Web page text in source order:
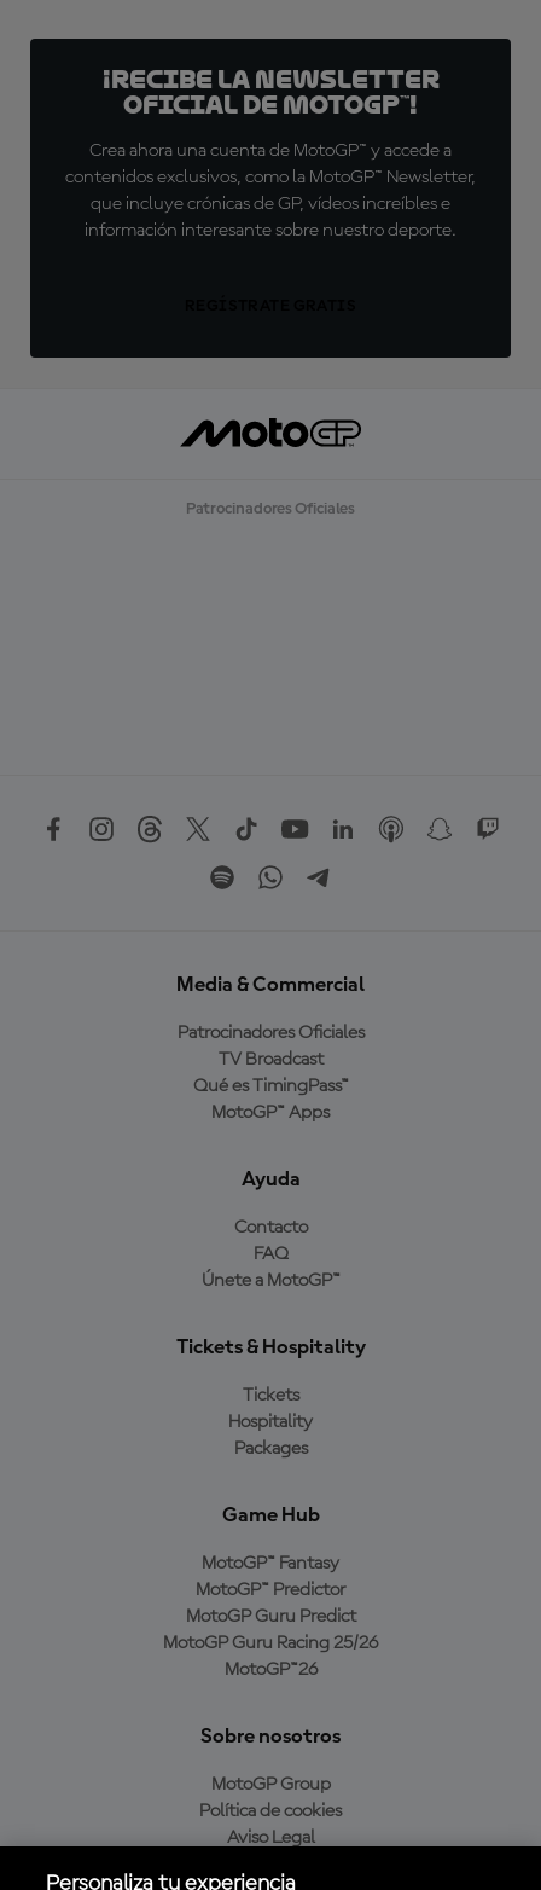
¡Recibe la Newsletter
oficial de MotoGP™!
Crea ahora una cuenta de MotoGP™ y accede a
contenidos exclusivos, como la MotoGP™ Newsletter,
que incluye crónicas de GP, vídeos increíbles e
información interesante sobre nuestro deporte.
Patrocinadores Oficiales
Media & Commercial
Patrocinadores Oficiales
TV Broadcast
Qué es TimingPass™
MotoGP™ Apps
Ayuda
Contacto
FAQ
Únete a MotoGP™
Tickets & Hospitality
Tickets
Hospitality
Packages
Game Hub
MotoGP™ Fantasy
MotoGP™ Predictor
MotoGP Guru Predict
MotoGP Guru Racing 25/26
MotoGP™26
Sobre nosotros
MotoGP Group
Política de cookies
Aviso Legal
Personaliza tu experiencia